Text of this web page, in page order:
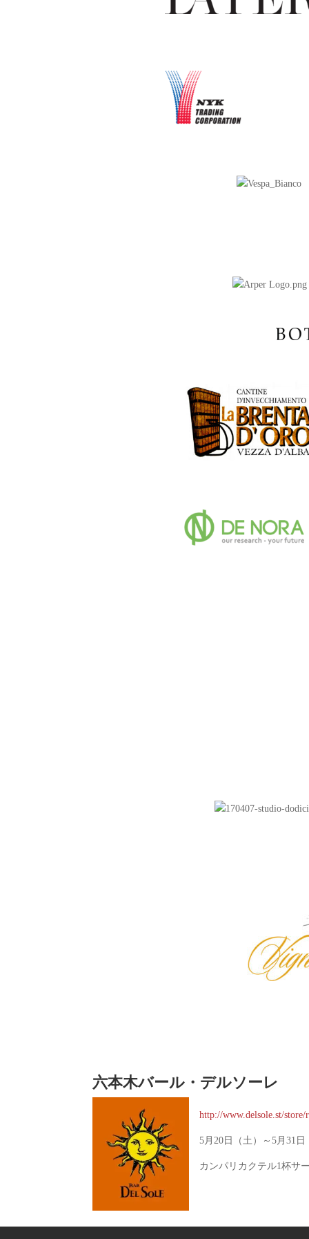
六本木バール・デルソーレ
http://www.delsole.st/
​5月20日（土）～5月31
カンパリカクテル1杯サ